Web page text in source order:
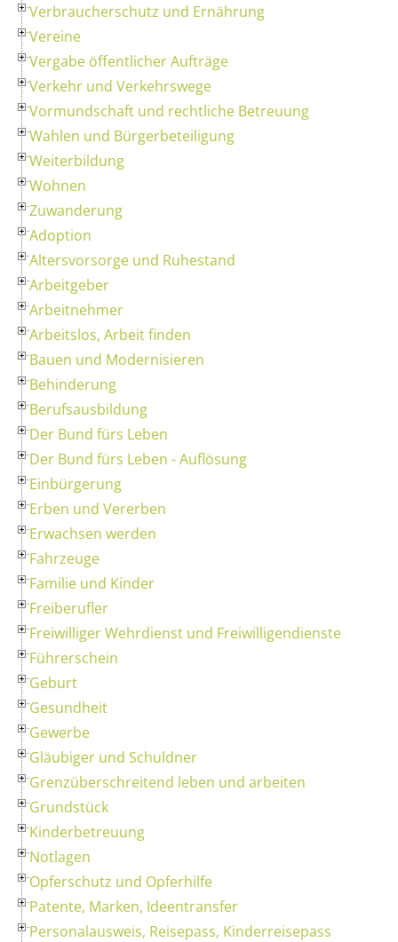
Verbraucherschutz und Ernährung
Vereine
Vergabe öffentlicher Aufträge
Verkehr und Verkehrswege
Vormundschaft und rechtliche Betreuung
Wahlen und Bürgerbeteiligung
Weiterbildung
Wohnen
Zuwanderung
Adoption
Altersvorsorge und Ruhestand
Arbeitgeber
Arbeitnehmer
Arbeitslos, Arbeit finden
Bauen und Modernisieren
Behinderung
Berufsausbildung
Der Bund fürs Leben
Der Bund fürs Leben - Auflösung
Einbürgerung
Erben und Vererben
Erwachsen werden
Fahrzeuge
Familie und Kinder
Freiberufler
Freiwilliger Wehrdienst und Freiwilligendienste
Führerschein
Geburt
Gesundheit
Gewerbe
Gläubiger und Schuldner
Grenzüberschreitend leben und arbeiten
Grundstück
Kinderbetreuung
Notlagen
Opferschutz und Opferhilfe
Patente, Marken, Ideentransfer
Personalausweis, Reisepass, Kinderreisepass